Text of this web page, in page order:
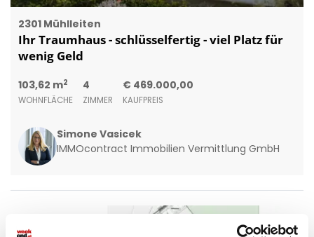
2301 Mühlleiten
Ihr Traumhaus - schlüsselfertig - viel Platz für
wenig Geld
103,62 m2
WOHNFLÄCHE
4
ZIMMER
€ 469.000,00
KAUFPREIS
Simone Vasicek
IMMOcontract Immobilien Vermittlung GmbH